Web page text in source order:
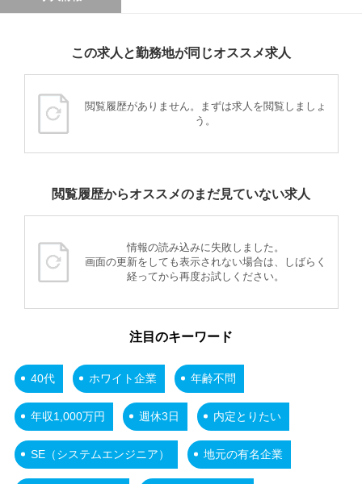
この求人と勤務地が同じオススメ求人
閲覧履歴がありません。まずは求人を閲覧しましょ
う。
閲覧履歴からオススメのまだ見ていない求人
情報の読み込みに失敗しました。
画面の更新をしても表示されない場合は、しばらく
経ってから再度お試しください。
注目のキーワード
40代 ホワイト企業 年齢不問
年収1,000万円 週休3日 内定とりたい
SE（システムエンジニア） 地元の有名企業